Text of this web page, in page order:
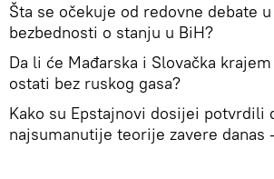
Šta se očekuje od redovne debate
bezbednosti o stanju u BiH?
Da li će Mađarska i Slovačka
ostati bez ruskog gasa?
Kako su Epstajnovi dosijei potvrdili
najsumanutije teorije zavere danas